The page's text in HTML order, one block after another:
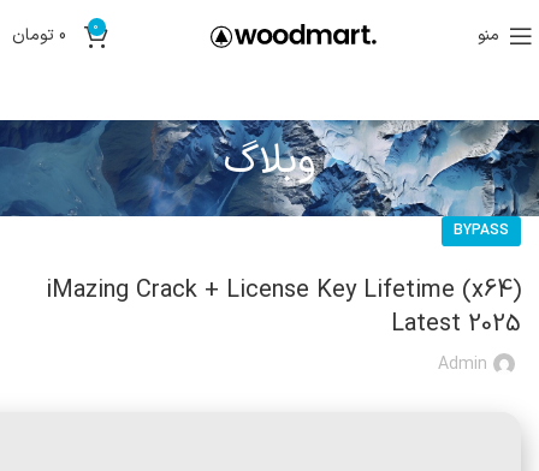
منو 0
0تومان
وبلاگ
BYPASS
iMazing Crack + License Key Lifetime (x64)
Latest 2025
Admin